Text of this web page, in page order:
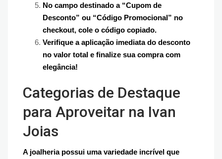
No campo destinado a “Cupom de
Desconto” ou “Código Promocional” no
checkout, cole o código copiado.
Verifique a aplicação imediata do desconto
no valor total e finalize sua compra com
elegância!
Categorias de Destaque
para Aproveitar na Ivan
Joias
A joalheria possui uma variedade incrível que